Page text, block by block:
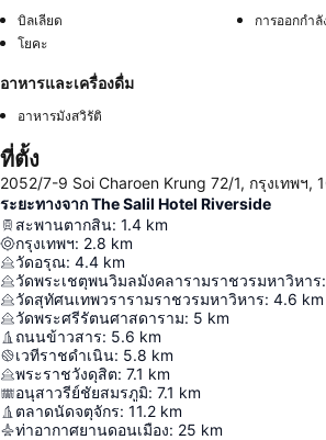
บิลเลียด
การออกกำลั
โยคะ
อาหารและเครื่องดื่ม
อาหารมังสวิรัติ
ที่ตั้ง
2052/7-9 Soi Charoen Krung 72/1, กรุงเทพฯ,
ระยะทางจาก The Salil Hotel Riverside
สะพานตากสิน: 1.4 km
กรุงเทพฯ: 2.8 km
วัดอรุณ: 4.4 km
วัดพระเชตุพนวิมลมังคลารามราชวรมหาวิหาร:
วัดสุทัศนเทพวรารามราชวรมหาวิหาร: 4.6 km
วัดพระศรีรัตนศาสดาราม: 5 km
ถนนข้าวสาร: 5.6 km
เวทีราชดำเนิน: 5.8 km
พระราชวังดุสิต: 7.1 km
อนุสาวรีย์ชัยสมรภูมิ: 7.1 km
ตลาดนัดจตุจักร: 11.2 km
ท่าอากาศยานดอนเมือง: 25 km